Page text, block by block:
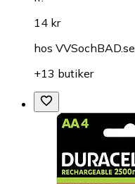
14 kr
hos VVSochBAD.se
+13 butiker